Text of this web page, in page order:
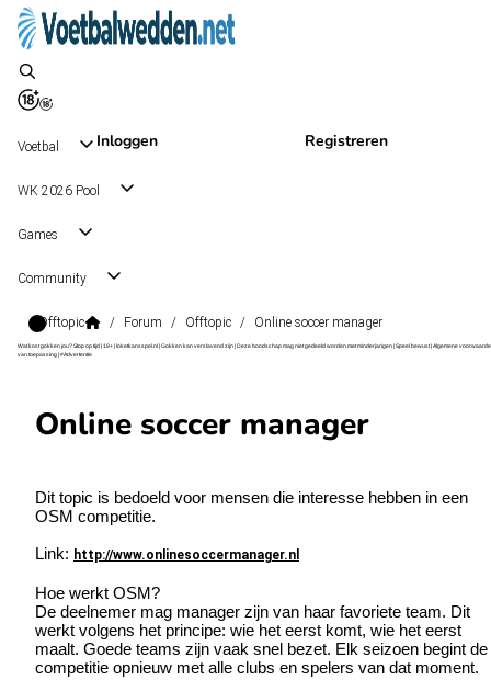
Inloggen Registreren
Voetbal
WK 2026 Pool
Games
Community
Offtopic / Forum / Offtopic / Online soccer manager
Wat kost gokken jou? Stop op tijd | 18+ | loketkansspel.nl | Gokken kan verslavend zijn | Deze boodschap mag niet gedeeld worden met minderjarigen | Speel bewust | Algemene
van toepassing | #Advertentie
Online soccer manager
Dit topic is bedoeld voor mensen die interesse hebben in een
OSM competitie.
Link: http://www.onlinesoccermanager.nl
Hoe werkt OSM?
De deelnemer mag manager zijn van haar favoriete team. Dit
werkt volgens het principe: wie het eerst komt, wie het eerst
maalt. Goede teams zijn vaak snel bezet. Elk seizoen begint de
competitie opnieuw met alle clubs en spelers van dat moment.